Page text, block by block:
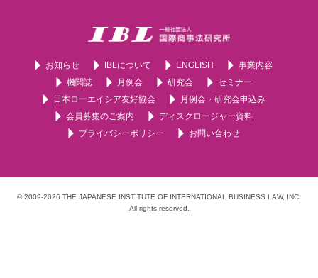
お知らせ IBLについて ENGLISH
事業内容
機関誌
月例会 研究会
セミナー
日本ローエイシア友好協会
月例会・研究会申込み
会員募集のご案内
ディスクロージャー資料
プライバシーポリシー
お問い合わせ
© 2009-2026 THE JAPANESE INSTITUTE OF INTERNATIONAL BUSINESS LAW, INC.
All rights reserved.